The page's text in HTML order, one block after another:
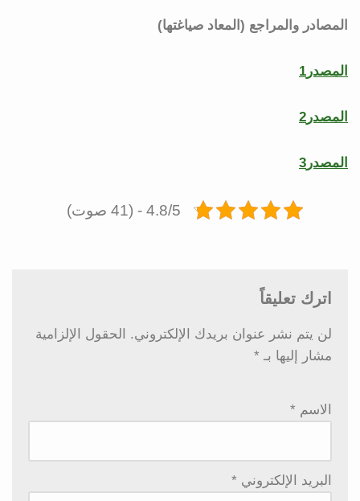
المصادر والمراجع (المعاد صياغتها)
المصدر1
المصدر2
المصدر3
4.8/5 - (41 صوت)
اترك تعليقاً
لن يتم نشر عنوان بريدك الإلكتروني.
الحقول الإلزامية
مشار إليها بـ *
الاسم *
البريد الإلكتروني *